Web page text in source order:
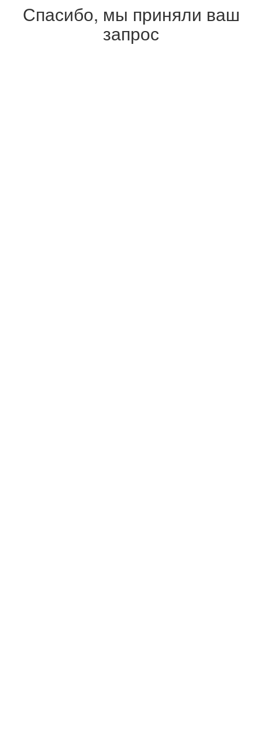
Спасибо, мы приняли ваш
запрос